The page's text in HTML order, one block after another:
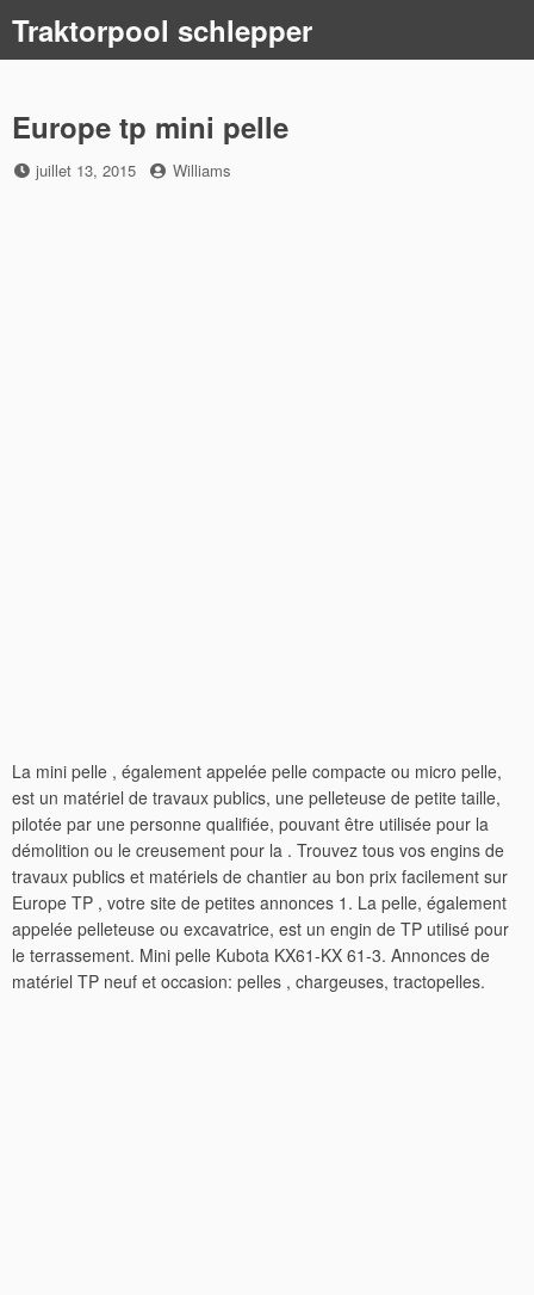
content
Traktorpool schlepper
Europe tp mini pelle
Posted
juillet 13, 2015 by
Williams
La mini pelle , également appelée pelle compacte ou micro pelle,
est un matériel de travaux publics, une pelleteuse de petite taille,
pilotée par une personne qualifiée, pouvant être utilisée pour la
démolition ou le creusement pour la . Trouvez tous vos engins de
travaux publics et matériels de chantier au bon prix facilement sur
Europe TP , votre site de petites annonces 1. La pelle, également
appelée pelleteuse ou excavatrice, est un engin de TP utilisé pour
le terrassement. Mini pelle Kubota KX61-KX 61-3. Annonces de
matériel TP neuf et occasion: pelles , chargeuses, tractopelles.